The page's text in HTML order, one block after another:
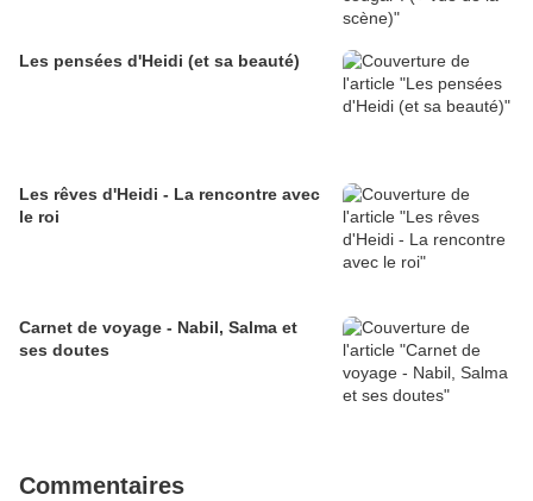
Les pensées d'Heidi (et sa beauté)
Les rêves d'Heidi - La rencontre avec
le roi
Carnet de voyage - Nabil, Salma et
ses doutes
Commentaires